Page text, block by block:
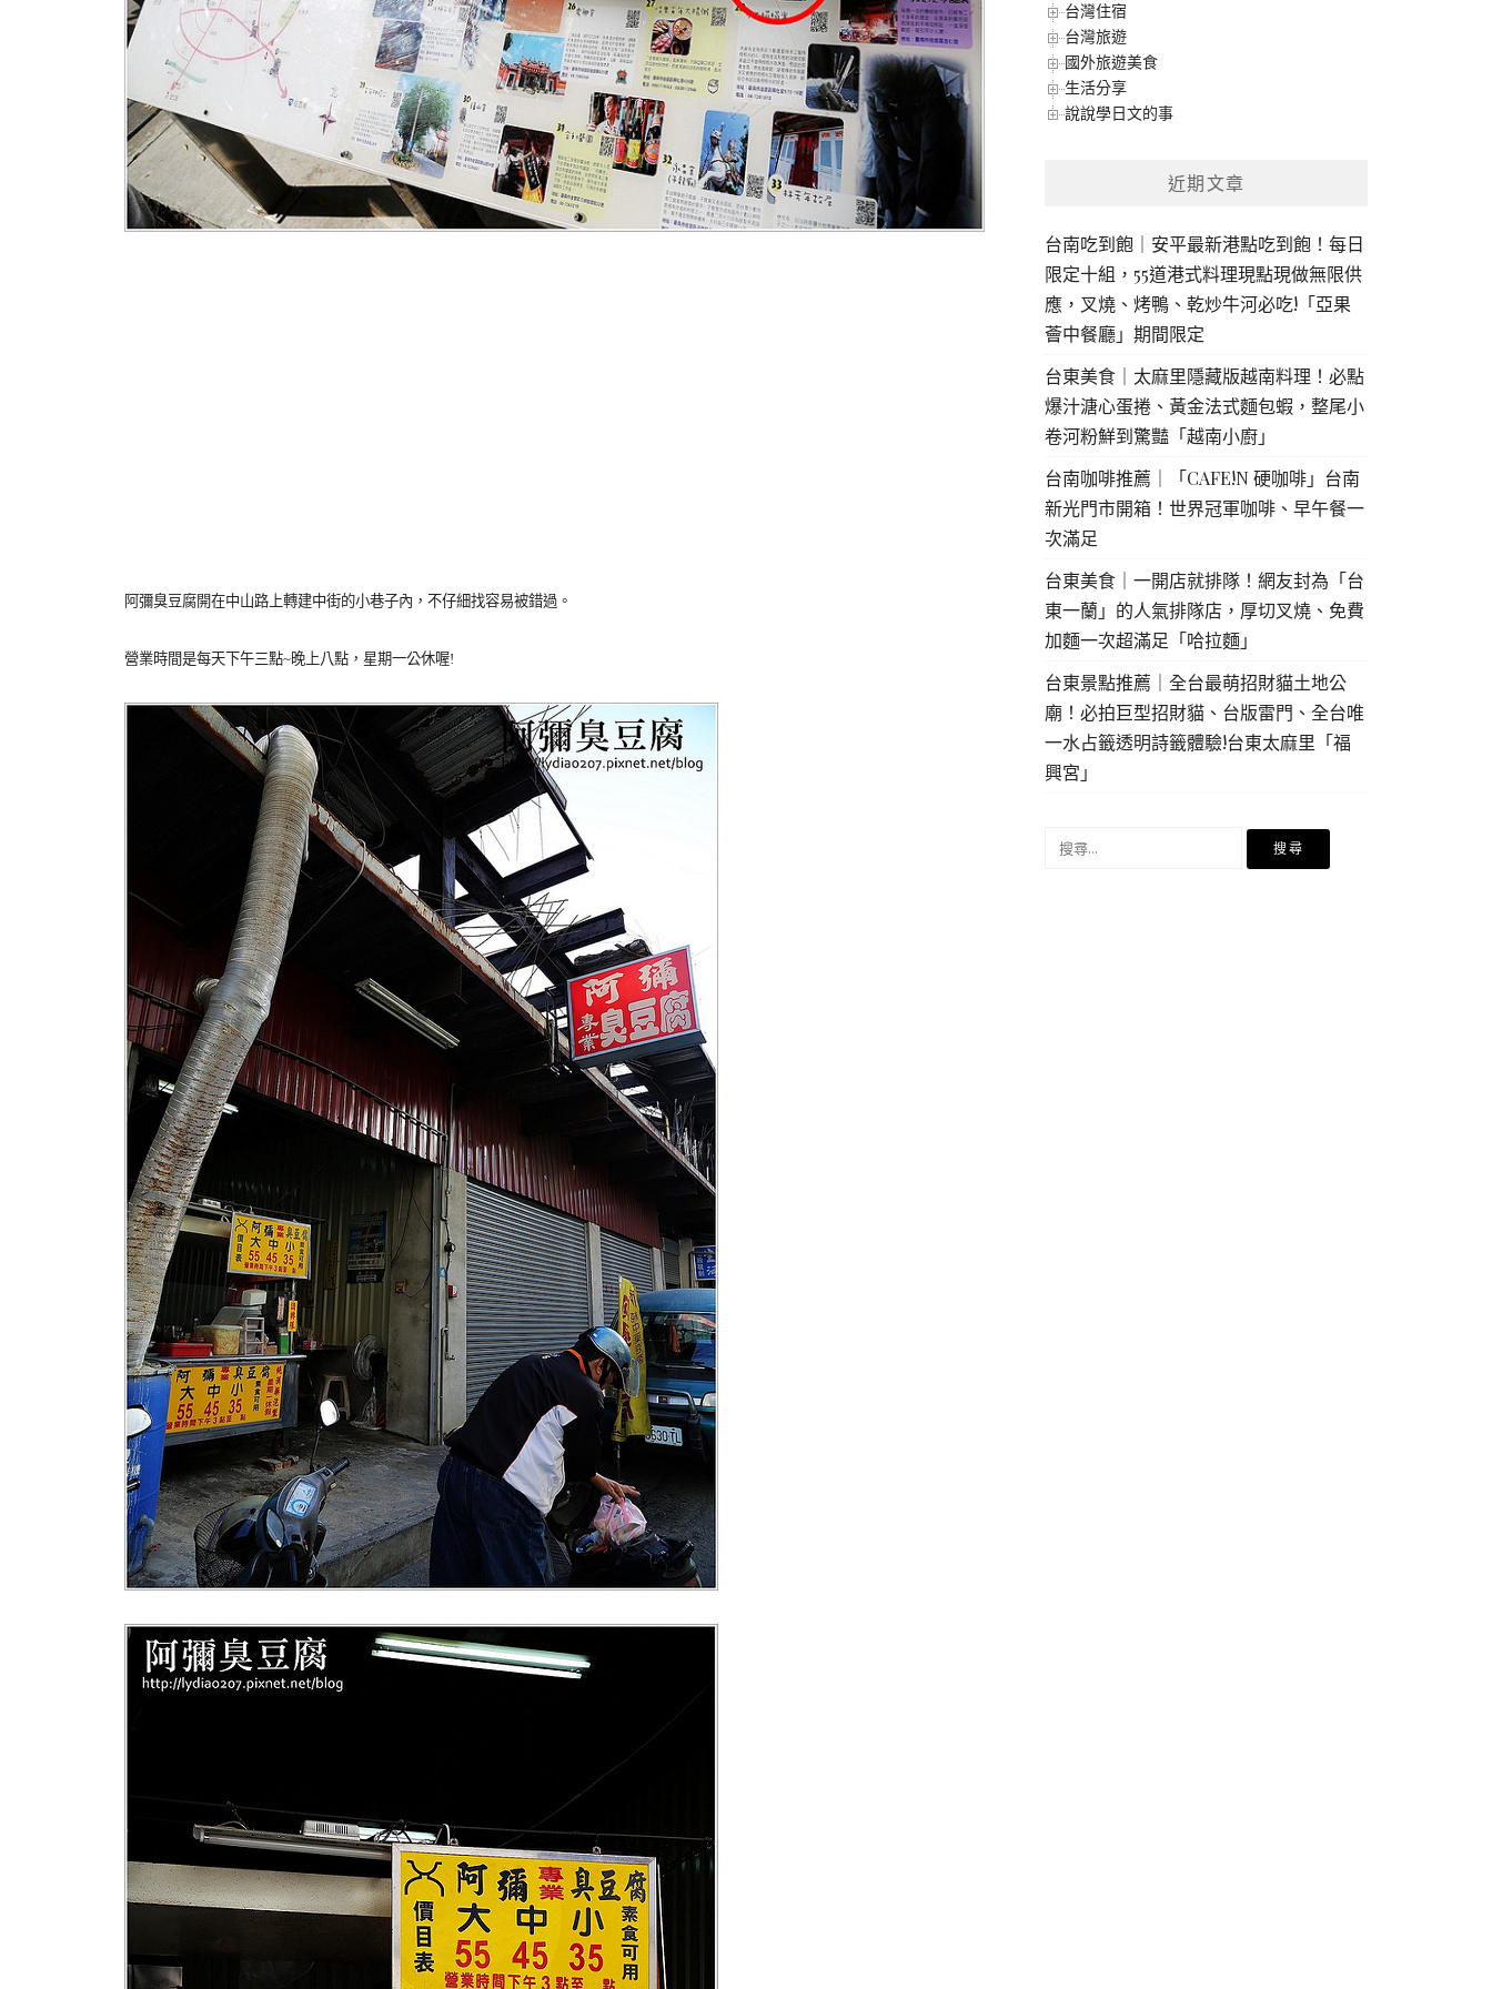
阿彌臭豆腐開在中山路上轉建中街的小巷子內，不仔細找容易被錯過。
營業時間是每天下午三點~晚上八點，星期一公休喔!
台灣住宿
台灣旅遊
國外旅遊美食
生活分享
說說學日文的事
近期文章
台南吃到飽｜安平最新港點吃到飽！每日
限定十組，55道港式料理現點現做無限供
應，叉燒、烤鴨、乾炒牛河必吃!「亞果
薈中餐廳」期間限定
台東美食｜太麻里隱藏版越南料理！必點
爆汁溏心蛋捲、黃金法式麵包蝦，整尾小
卷河粉鮮到驚豔「越南小廚」
台南咖啡推薦｜「CAFE!N 硬咖啡」台南
新光門市開箱！世界冠軍咖啡、早午餐一
次滿足
台東美食｜一開店就排隊！網友封為「台
東一蘭」的人氣排隊店，厚切叉燒、免費
加麵一次超滿足「哈拉麵」
台東景點推薦｜全台最萌招財貓土地公
廟！必拍巨型招財貓、台版雷門、全台唯
一水占籤透明詩籤體驗!台東太麻里「福
興宮」